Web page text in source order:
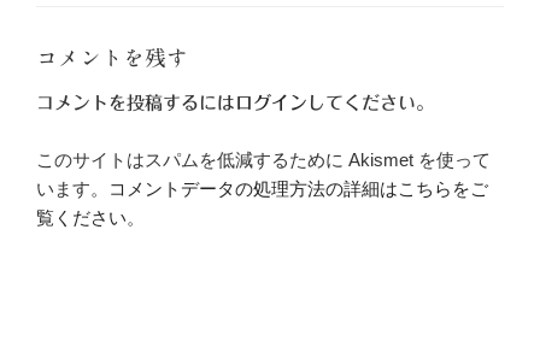
コメントを残す
コメントを投稿するには ログイン してください。
このサイトはスパムを低減するために Akismet を使って
います。
コメントデータの処理方法の詳細はこちらをご
覧ください。